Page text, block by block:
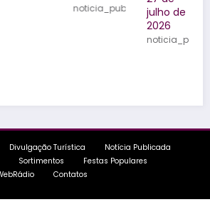
noticia_publicadajulho de
noticia_publicada
Sortimentos
Festas Populares
WebRádio
Contatos